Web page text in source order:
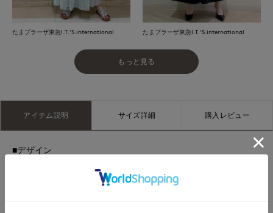
たまプラーザ東急I.T.'S.international たまプラーザ東急I.T.'S.international
もっと見る
アイテム説明 サイズ詳細 購入レビュー
■デザイン
クトップ。デコルテが美しく見えるヘルシーなネックライン